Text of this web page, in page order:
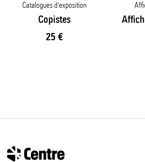
Catalogues d'exposition
Copistes
Prix ​​actuel
25 €